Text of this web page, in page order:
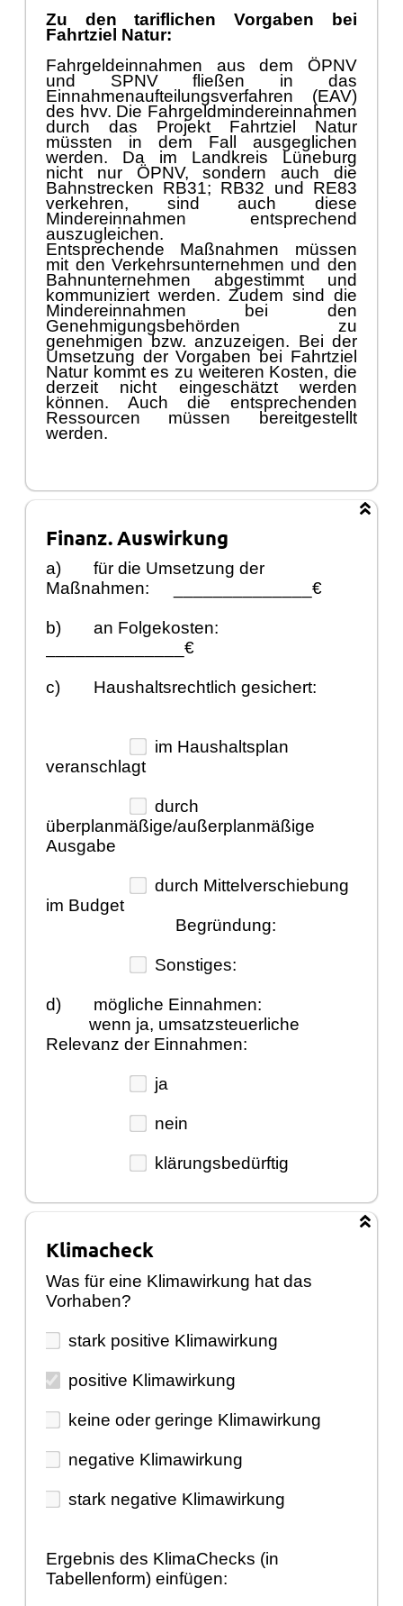
Zu den tariflichen Vorgaben bei
Fahrtziel Natur:
Fahrgeldeinnahmen aus dem ÖPNV
und SPNV fließen in das
Einnahmenaufteilungsverfahren (EAV)
des hvv. Die Fahrgeldmindereinnahmen
durch das Projekt Fahrtziel Natur
müssten in dem Fall ausgeglichen
werden. Da im Landkreis Lüneburg
nicht nur ÖPNV, sondern auch die
Bahnstrecken RB31; RB32 und RE83
verkehren, sind auch diese
Mindereinnahmen entsprechend
auszugleichen.
Entsprechende Maßnahmen müssen
mit den Verkehrsunternehmen und den
Bahnunternehmen abgestimmt und
kommuniziert werden. Zudem sind die
Mindereinnahmen bei den
Genehmigungsbehörden zu
genehmigen bzw. anzuzeigen. Bei der
Umsetzung der Vorgaben bei Fahrtziel
Natur kommt es zu weiteren Kosten, die
derzeit nicht eingeschätzt werden
können. Auch die entsprechenden
Ressourcen müssen bereitgestellt
werden.
Finanz. Auswirkung
a)
für die Umsetzung der
Maßnahmen:
______________€
b)
an Folgekosten:
______________€
c) Haushaltsrechtlich gesichert:
im Haushaltsplan
veranschlagt
durch
überplanmäßige/außerplanmäßige
Ausgabe
durch Mittelverschiebung
im Budget
Begründung:
Sonstiges:
d)
mögliche Einnahmen:
wenn ja, umsatzsteuerliche
Relevanz der Einnahmen:
ja
nein
klärungsbedürftig
Klimacheck
Was für eine Klimawirkung hat das
Vorhaben?
stark positive Klimawirkung
positive Klimawirkung
keine oder geringe Klimawirkung
negative Klimawirkung
stark negative Klimawirkung
Ergebnis des KlimaChecks (in
Tabellenform) einfügen: